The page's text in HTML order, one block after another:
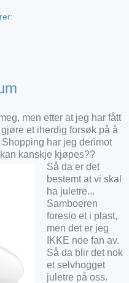
men etter at jeg har fått
et iherdig forsøk på å
har jeg derimot
kanskje kjøpes??
Så da er det
bestemt at vi skal
ha juletre...
Samboeren
foreslo et i plast,
men det er jeg
IKKE noe fan av.
Så da blir det nok
et selvhogget
juletre på oss.